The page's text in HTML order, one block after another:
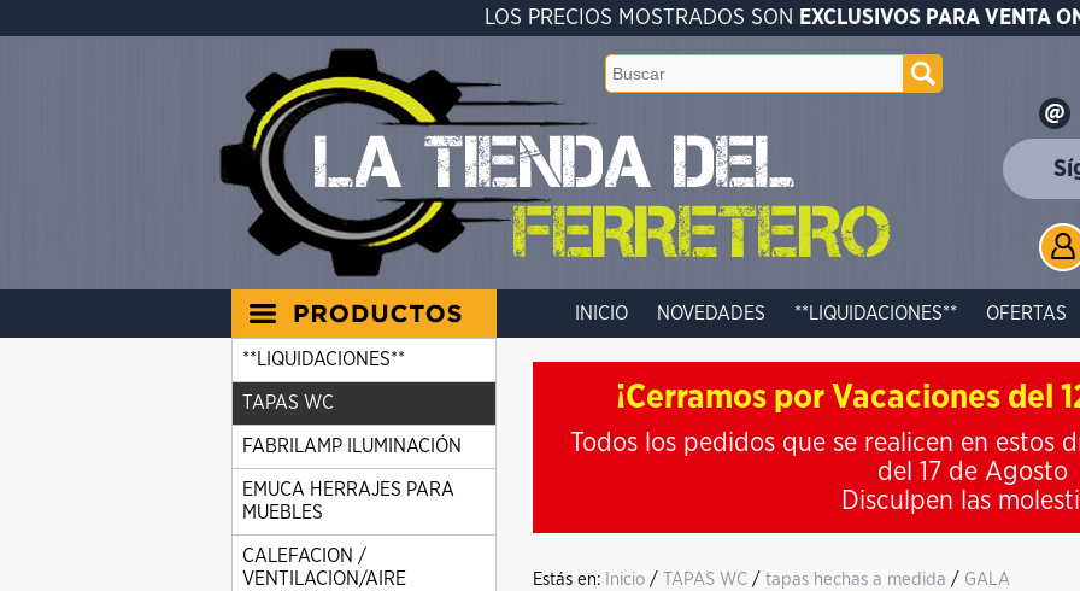
LOS PRECIOS MOSTRADOS SON EXCLUSIVOS PARA VENTA
INICIO NOVEDADES **LIQUIDACIONES** OFERTAS
**LIQUIDACIONES**
TAPAS WC
FABRILAMP ILUMINACIÓN
EMUCA HERRAJES PARA
MUEBLES
CALEFACION /
VENTILACION/AIRE
¡Cerramos por Vacaciones del
Todos los pedidos que se realicen en estos
del 17 de Agosto
Disculpen las
Estás en: Inicio / TAPAS WC / tapas hechas a medida / GALA